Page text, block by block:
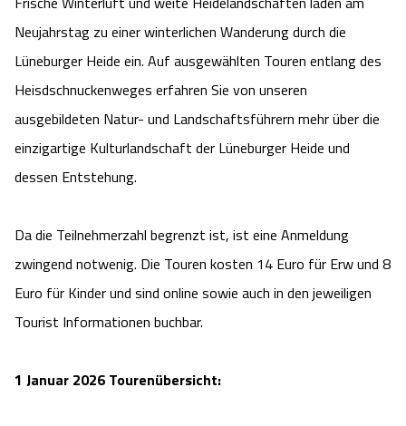
Anreise
Wandern ohne Gepäck
Wanderpass
Neujahrstag zu einer winterlichen Wanderung durch die
Lüneburger Heide ein. Auf ausgewählten Touren entlang des
Heisdschnuckenweges erfahren Sie von unseren
ausgebildeten Natur- und Landschaftsführern mehr über die
einzigartige Kulturlandschaft der Lüneburger Heide und
dessen Entstehung.
Da die Teilnehmerzahl begrenzt ist, ist eine Anmeldung
zwingend notwenig. Die Touren kosten 14 Euro für Erw und 8
Euro für Kinder und sind online sowie auch in den jeweiligen
Tourist Informationen buchbar.
1 Januar 2026 Tourenübersicht: